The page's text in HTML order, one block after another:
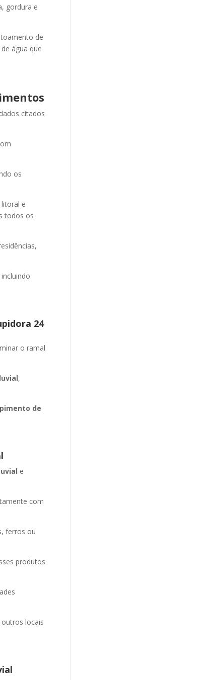
gordura e
de
água que
citados
os
e
todos os
24
o ramal
,
de
e
com
ferros ou
produtos
locais